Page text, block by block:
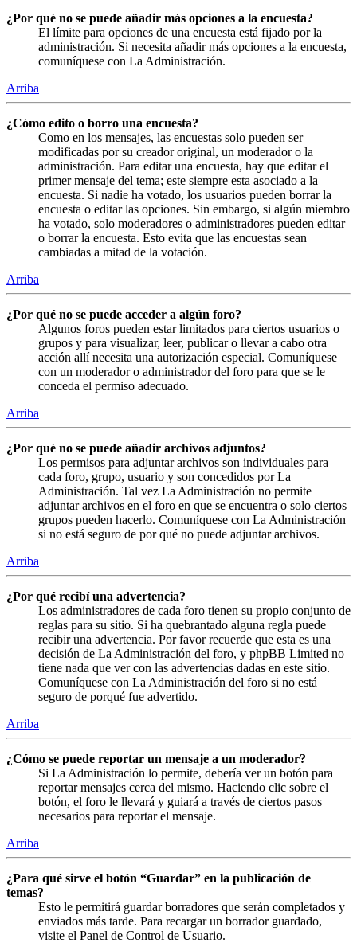
¿Por qué no se puede añadir más opciones a la encuesta?
El límite para opciones de una encuesta está fijado por la
administración. Si necesita añadir más opciones a la encuesta,
comuníquese con La Administración.
Arriba
¿Cómo edito o borro una encuesta?
Como en los mensajes, las encuestas solo pueden ser
modificadas por su creador original, un moderador o la
administración. Para editar una encuesta, hay que editar el
primer mensaje del tema; este siempre esta asociado a la
encuesta. Si nadie ha votado, los usuarios pueden borrar la
encuesta o editar las opciones. Sin embargo, si algún miembro
ha votado, solo moderadores o administradores pueden editar
o borrar la encuesta. Esto evita que las encuestas sean
cambiadas a mitad de la votación.
Arriba
¿Por qué no se puede acceder a algún foro?
Algunos foros pueden estar limitados para ciertos usuarios o
grupos y para visualizar, leer, publicar o llevar a cabo otra
acción allí necesita una autorización especial. Comuníquese
con un moderador o administrador del foro para que se le
conceda el permiso adecuado.
Arriba
¿Por qué no se puede añadir archivos adjuntos?
Los permisos para adjuntar archivos son individuales para
cada foro, grupo, usuario y son concedidos por La
Administración. Tal vez La Administración no permite
adjuntar archivos en el foro en que se encuentra o solo ciertos
grupos pueden hacerlo. Comuníquese con La Administración
si no está seguro de por qué no puede adjuntar archivos.
Arriba
¿Por qué recibí una advertencia?
Los administradores de cada foro tienen su propio conjunto de
reglas para su sitio. Si ha quebrantado alguna regla puede
recibir una advertencia. Por favor recuerde que esta es una
decisión de La Administración del foro, y phpBB Limited no
tiene nada que ver con las advertencias dadas en este sitio.
Comuníquese con La Administración del foro si no está
seguro de porqué fue advertido.
Arriba
¿Cómo se puede reportar un mensaje a un moderador?
Si La Administración lo permite, debería ver un botón para
reportar mensajes cerca del mismo. Haciendo clic sobre el
botón, el foro le llevará y guiará a través de ciertos pasos
necesarios para reportar el mensaje.
Arriba
¿Para qué sirve el botón “Guardar” en la publicación de
temas?
Esto le permitirá guardar borradores que serán completados y
enviados más tarde. Para recargar un borrador guardado,
visite el Panel de Control de Usuario.